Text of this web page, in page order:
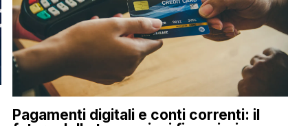
Pagamenti digitali e conti correnti: il